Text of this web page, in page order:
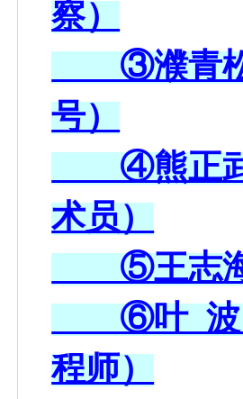
察）
③濮青松
号）
④熊正武
术员）
⑤王志海
⑥叶 波（
程师）